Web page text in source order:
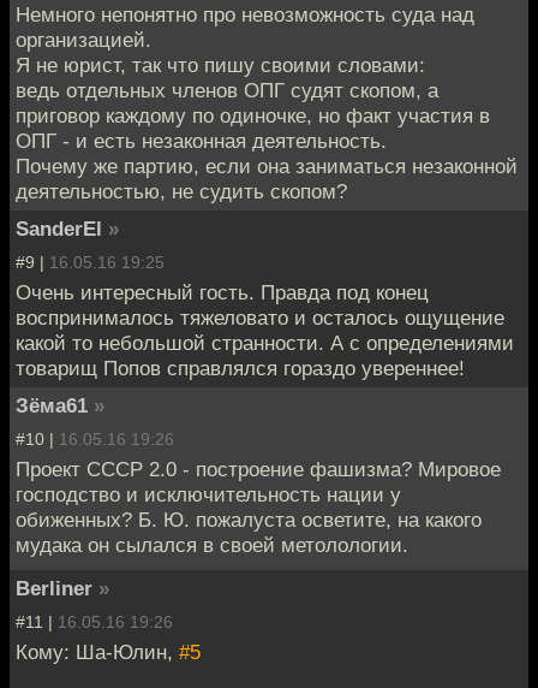
Немного непонятно про невозможность суда над
организацией.
Я не юрист, так что пишу своими словами:
ведь отдельных членов ОПГ судят скопом, а
приговор каждому по одиночке, но факт участия в
ОПГ - и есть незаконная деятельность.
Почему же партию, если она заниматься незаконной
деятельностью, не судить скопом?
SanderEl »
#9 | 16.05.16 19:25
Очень интересный гость. Правда под конец
воспринималось тяжеловато и осталось ощущение
какой то небольшой странности. А с определениями
товарищ Попов справлялся гораздо увереннее!
Зёма61 »
#10 | 16.05.16 19:26
Проект СССР 2.0 - построение фашизма? Мировое
господство и исключительность нации у
обиженных? Б. Ю. пожалуста осветите, на какого
мудака он сылался в своей метолологии.
Berliner »
#11 | 16.05.16 19:26
Кому: Ша-Юлин, #5